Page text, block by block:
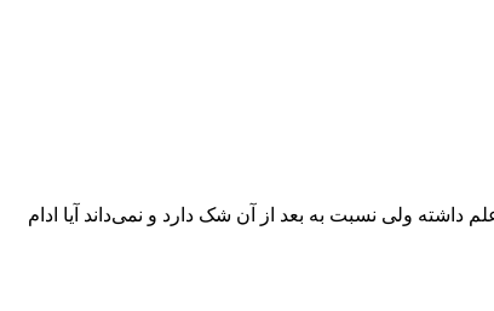
علم داشته ولی نسبت به بعد از آن شک دارد و نمی‌داند آیا ادام